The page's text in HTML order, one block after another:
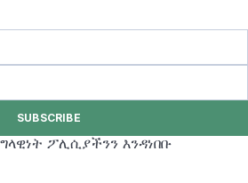
SUBSCRIBE
ፖሊሲያችንን እንዳነበቡ